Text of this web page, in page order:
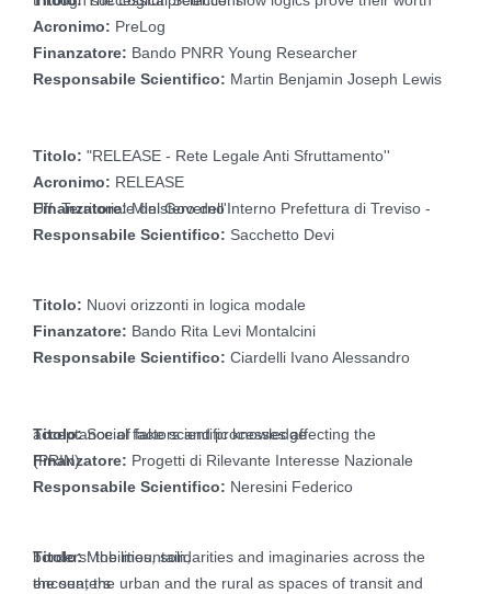
Acronimo: PreLog
Finanzatore: Bando PNRR Young Researcher
Responsabile Scientifico: Martin Benjamin Joseph Lewis
Titolo: "RELEASE - Rete Legale Anti Sfruttamento''
Acronimo: RELEASE
Finanzatore:
Ministero dell'Interno Prefettura di Treviso - Uff. Territoriale del Governo
Responsabile Scientifico: Sacchetto Devi
Titolo: Nuovi orizzonti in logica modale
Finanzatore: Bando Rita Levi Montalcini
Responsabile Scientifico: Ciardelli Ivano Alessandro
Titolo:
Social factors and processes affecting the acceptance of fake scientific knowledge
Finanzatore:
Progetti di Rilevante Interesse Nazionale (PRIN)
Responsabile Scientifico: Neresini Federico
Titolo:
Mobilities, solidarities and imaginaries across the borders: the mountain,
the sea, the urban and the rural as spaces of transit and encounters